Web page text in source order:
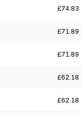
£74.83
£71.89
£71.89
£62.18
£62.18